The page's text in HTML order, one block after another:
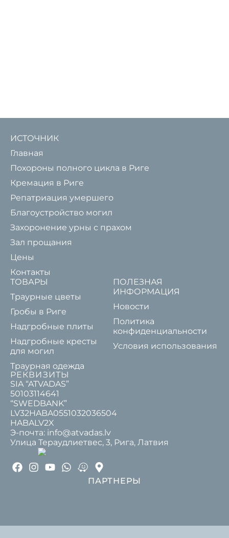
ИСТОЧНИК
Главная
Похороны полного цикла в Риге
Кремация в Риге
Репатриация умершего
Благоустройство могил
Захоронение урны с прахом
Зал прощания
Цены
Контакты
ТОВАРЫ
Траурные цветы
Гробы в Риге
Надгробные плиты
Надгробные кресты
для могил
Траурная одежда
ПОЛЕЗНАЯ
ИНФОРМАЦИЯ
Новости
Политика
конфиденциальности
Условия использования
РЕКВИЗИТЫ
SIA “ATVADAS”
50103114641
“SWEDBANK”
LV32HABA0551032036504
HABALV2X
Э-почта: info@atvadas.lv
Улица Тераудлиетвес, 3, Рига, Латвия
ПАРТНЕРЫ